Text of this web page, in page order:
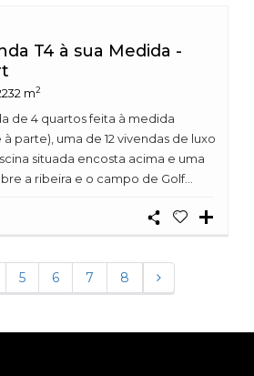
T4 à sua Medida -
m2
de 4 quartos feita à medida
parte), uma de 12 vivendas de luxo
situada encosta acima e uma
a ribeira e o campo de Golf...
5 6 7 8